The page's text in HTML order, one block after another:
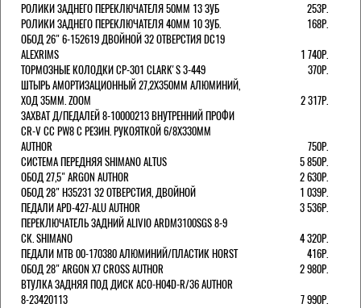
РОЛИКИ ЗАДНЕГО ПЕРЕКЛЮЧАТЕЛЯ 50ММ 13 ЗУБ
253Р.
РОЛИКИ ЗАДНЕГО ПЕРЕКЛЮЧАТЕЛЯ 40ММ 10 ЗУБ.
168Р.
ОБОД 26" 6-152619 ДВОЙНОЙ 32 ОТВЕРСТИЯ DC19
ALEXRIMS
1 740Р.
ТОРМОЗНЫЕ КОЛОДКИ CP-301 CLARK'S 3-449
370Р.
ШТЫРЬ АМОРТИЗАЦИОННЫЙ 27,2Х350ММ АЛЮМИНИЙ,
ХОД 35ММ. ZOOM
2 317Р.
ЗАХВАТ Д/ПЕДАЛЕЙ 8-10000213 ВНУТРЕННИЙ ПРОФИ
CR-V CC PW8 С РЕЗИН. РУКОЯТКОЙ 6/8X330ММ
AUTHOR
750Р.
СИСТЕМА ПЕРЕДНЯЯ SHIMANO ALTUS
5 850Р.
ОБОД 27,5" ARGON AUTHOR
2 630Р.
ОБОД 28" H35231 32 ОТВЕРСТИЯ, ДВОЙНОЙ
1 039Р.
ПЕДАЛИ APD-427-ALU AUTHOR
3 536Р.
ПЕРЕКЛЮЧАТЕЛЬ ЗАДНИЙ ALIVIO ARDM3100SGS 8-9
СК. SHIMANO
4 320Р.
ПЕДАЛИ MTB 00-170380 АЛЮМИНИЙ/ПЛАСТИК HORST
416Р.
ОБОД 28" ARGON X7 CROSS AUTHOR
2 980Р.
ВТУЛКА ЗАДНЯЯ ПОД ДИСК ACO-H04D-R/36 AUTHOR
8-23420113
7 990Р.